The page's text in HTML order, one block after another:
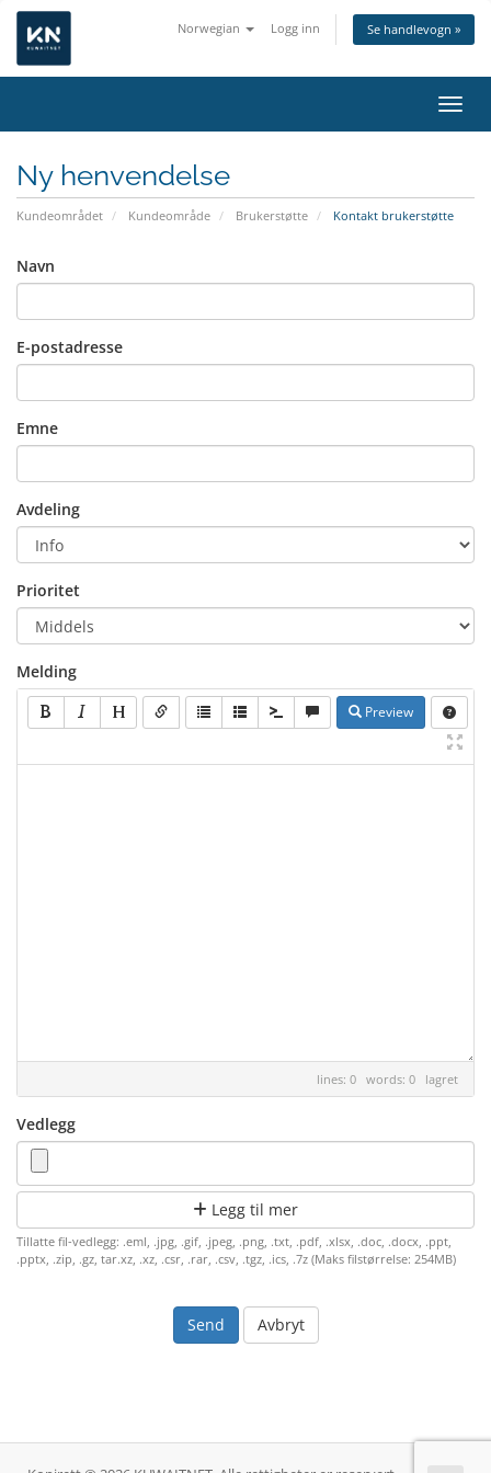
Norwegian Logg inn Se handlevogn »
Bytt
Ny henvendelse
Kundeområdet Kundeområde Brukerstøtte Kontakt brukerstøtte
Navn
E-postadresse
Emne
Avdeling
Prioritet
Melding
Preview
lines: 0 words: 0 lagret
Vedlegg
Legg til mer
Tillatte fil-vedlegg: .eml, .jpg, .gif, .jpeg, .png, .txt, .pdf, .xlsx, .doc, .docx, .ppt,
.pptx, .zip, .gz, tar.xz, .xz, .csr, .rar, .csv, .tgz, .ics, .7z (Maks filstørrelse: 254MB)
Avbryt